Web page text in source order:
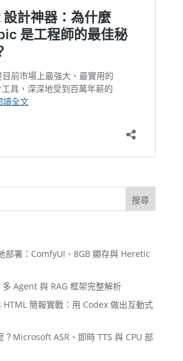
部署：ComfyUI、8GB 顯存與 Heretic
Agent 與 RAG 框架完整解析
簡報實戰：用 Codex 做出互動式
？Microsoft ASR、即時 TTS 與 CPU 部